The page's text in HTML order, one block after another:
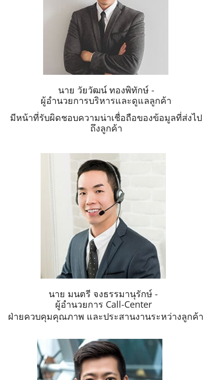
นาย วัยวัฒน์ ทองพิทักษ์ -
ผู้อำนวยการบริหารและดูแลลูกค้า
มีหน้าที่รับผิดชอบความน่าเชื่อถือของข้อมูลที่ส่งไป
ถึงลูกค้า
นาย มนตรี จงธรรมานุรักษ์ -
ผู้อำนวยการ Call-Center
ฝ่ายควบคุมคุณภาพ และประสานงานระหว่างลูกค้า